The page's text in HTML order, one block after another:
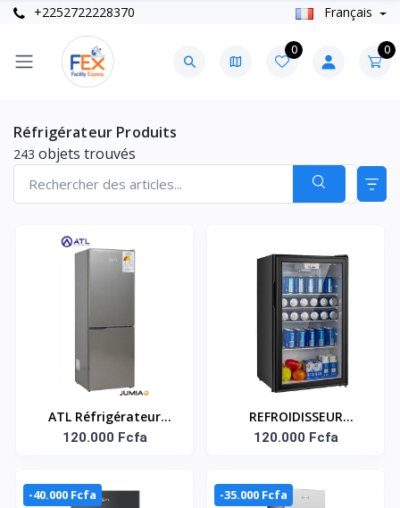
+2252722228370 Français
0 0
Réfrigérateur Produits
243 objets trouvés
ATL Réfrigérateur
Combiné - ATL-2C230 -
03 TIROIRS /
INOX&SILVER
120.000 Fcfa
REFROIDISSEUR
VERTICAL VITRE 92
120.000 Fcfa
-40.000 Fcfa -35.000 Fcfa